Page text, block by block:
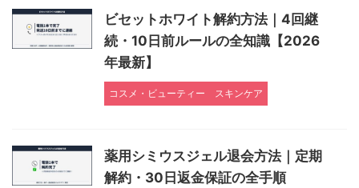
ビセットホワイト解約方法｜4回継
続・10日前ルールの全知識【2026
年最新】
コスメ・ビューティー スキンケア
薬用シミウスジェル退会方法｜定期
解約・30日返金保証の全手順